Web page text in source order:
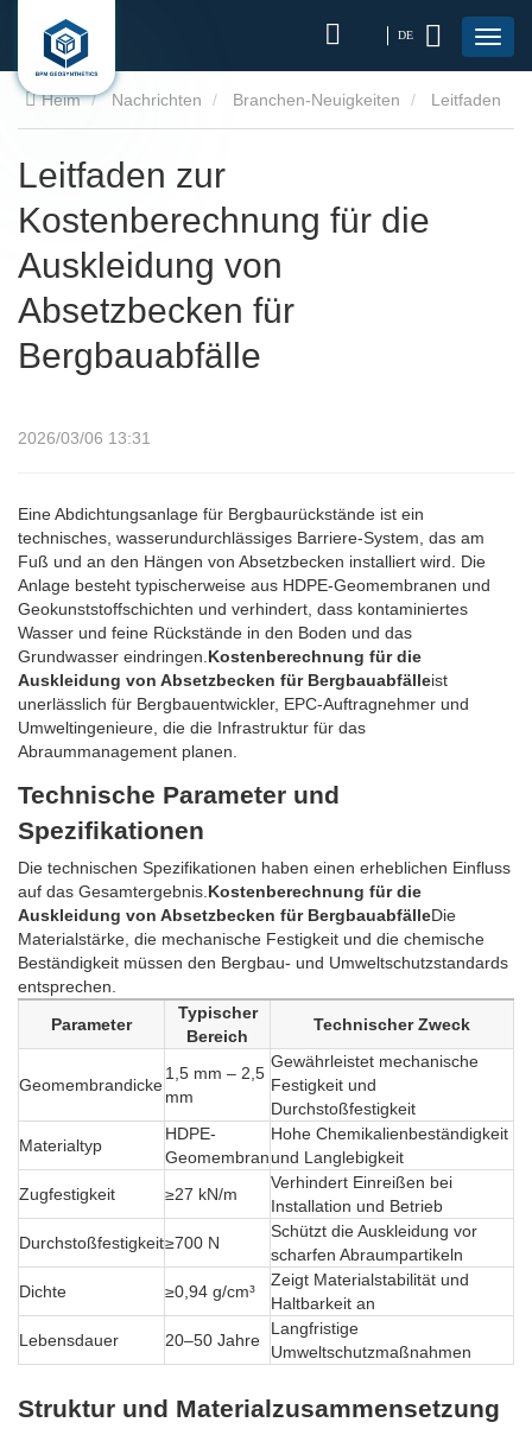
DE
Heim Nachrichten Branchen-Neuigkeiten
für Bergbauabfälle
Leitfaden zur
Kostenberechnung für die
Auskleidung von
Absetzbecken für
Bergbauabfälle
2026/03/06 13:31
Eine Abdichtungsanlage für Bergbaurückstände ist ein
technisches, wasserundurchlässiges Barriere-System, das am
Fuß und an den Hängen von Absetzbecken installiert wird. Die
Anlage besteht typischerweise aus HDPE-Geomembranen und
Geokunststoffschichten und verhindert, dass kontaminiertes
Wasser und feine Rückstände in den Boden und das
Grundwasser eindringen. Kostenberechnung für die
Auskleidung von Absetzbecken für Bergbauabfälleist
unerlässlich für Bergbauentwickler, EPC-Auftragnehmer und
Umweltingenieure, die die Infrastruktur für das
Abraummanagement planen.
Technische Parameter und
Spezifikationen
Die technischen Spezifikationen haben einen erheblichen Einfluss
auf das Gesamtergebnis. Kostenberechnung für die
Auskleidung von Absetzbecken für BergbauabfälleDie
Materialstärke, die mechanische Festigkeit und die chemische
Beständigkeit müssen den Bergbau- und Umweltschutzstandards
entsprechen.
Parameter
Typischer
Bereich
Technischer Zweck
Geomembrandicke
1,5 mm – 2,5
mm
Gewährleistet mechanische
Festigkeit und
Durchstoßfestigkeit
Materialtyp
HDPE-
Geomembran
Hohe Chemikalienbeständigkeit
und Langlebigkeit
Zugfestigkeit
≥27 kN/m
Verhindert Einreißen bei
Installation und Betrieb
Durchstoßfestigkeit≥700 N
Schützt die Auskleidung vor
scharfen Abraumpartikeln
Dichte
≥0,94 g/cm³
Zeigt Materialstabilität und
Haltbarkeit an
Lebensdauer
20–50 Jahre
Langfristige
Umweltschutzmaßnahmen
Struktur und Materialzusammensetzung